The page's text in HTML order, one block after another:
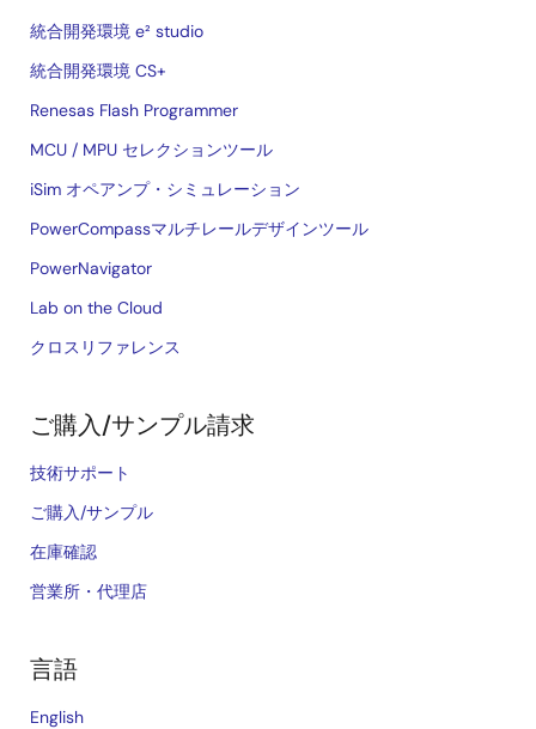
統合開発環境 e² studio
統合開発環境 CS+
Renesas Flash Programmer
MCU / MPU セレクションツール
iSim オペアンプ・シミュレーション
PowerCompassマルチレールデザインツール
PowerNavigator
Lab on the Cloud
クロスリファレンス
ご購入/サンプル請求
技術サポート
ご購入/サンプル
在庫確認
営業所・代理店
言語
English